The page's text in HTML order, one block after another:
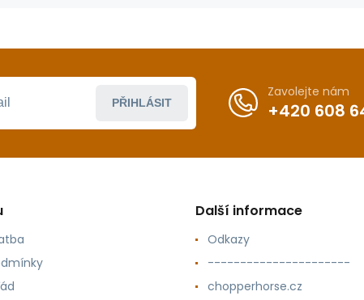
PŘIHLÁSIT
Zavolejte nám
+420 608
Další informace
Odkazy
----------------------
chopperhorse.cz